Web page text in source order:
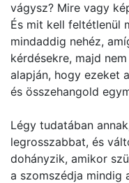
vágysz? Mire vagy
És mit kell feltétlenül
mindaddig nehéz,
kérdésekre, majd
alapján, hogy ezeket
és összehangold
Légy tudatában
legrosszabbat, és
dohányzik, amikor
a szomszédja mindig